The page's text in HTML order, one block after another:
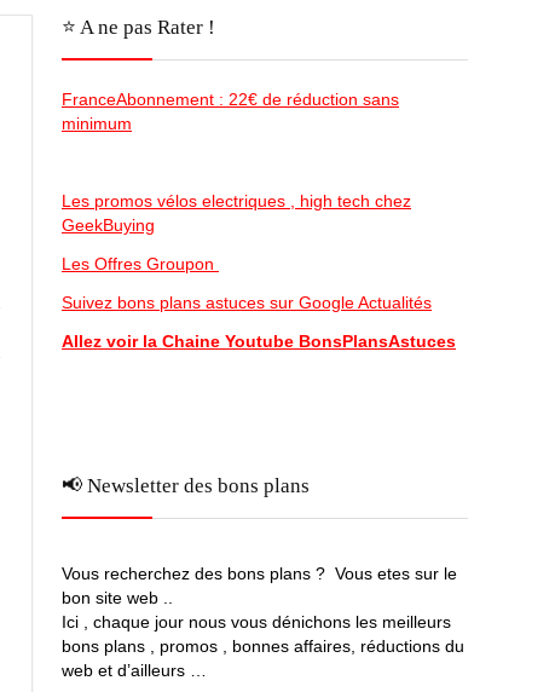
⭐️ A ne pas Rater !
FranceAbonnement : 22€ de réduction sans
minimum
Les promos vélos electriques , high tech chez
GeekBuying
Les Offres Groupon
Suivez bons plans astuces sur Google Actualités
Allez voir la Chaine Youtube BonsPlansAstuces
📢 Newsletter des bons plans
Vous recherchez des bons plans ? Vous etes sur le
bon site web ..
Ici , chaque jour nous vous dénichons les meilleurs
bons plans , promos , bonnes affaires, réductions du
web et d’ailleurs …